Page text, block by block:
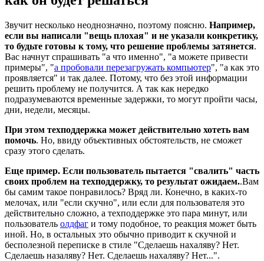
Звучит несколько неоднозначно, поэтому поясню. Например,
если вы написали "вещь плохая" и не указали конкретику,
то будьте готовы к тому, что решение проблемы затянется.
Вас начнут спрашивать "а что именно", "а можете привести
примеры", "а пробовали перезагружать компьютер", "а как это
проявляется" и так далее. Потому, что без этой информации
решить проблему не получится. А так как нередко
подразумеваются временные задержки, то могут пройти часы,
дни, недели, месяцы.
При этом техподдержка может действительно хотеть вам
помочь. Но, ввиду объективных обстоятельств, не сможет
сразу этого сделать.
Еще пример. Если пользователь пытается "свалить" часть
своих проблем на техподдержку, то результат ожидаем..Вам
бы самим такое понравилось? Вряд ли. Конечно, в каких-то
мелочах, или "если скучно", или если для пользователя это
действительно сложно, а техподдержке это пара минут, или
пользователь олдфаг и тому подобное, то реакция может быть
иной. Но, в остальных это обычно приводит к скучной и
бесполезной переписке в стиле "Сделаешь нахаляву? Нет.
Сделаешь назаляву? Нет. Сделаешь нахаляву? Нет...".